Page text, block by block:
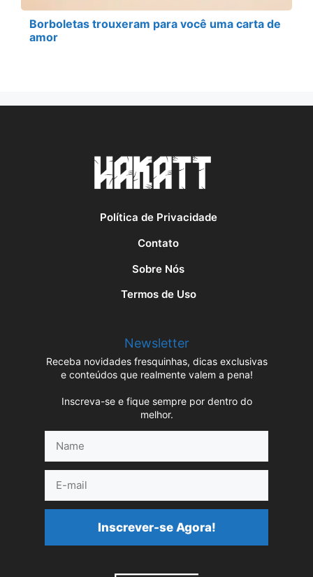
Borboletas trouxeram para você uma carta de
amor
Política de Privacidade
Contato
Sobre Nós
Termos de Uso
Newsletter
Receba novidades fresquinhas, dicas exclusivas
e conteúdos que realmente valem a pena!
Inscreva-se e fique sempre por dentro do
melhor.
mail
Inscrever-se Agora!